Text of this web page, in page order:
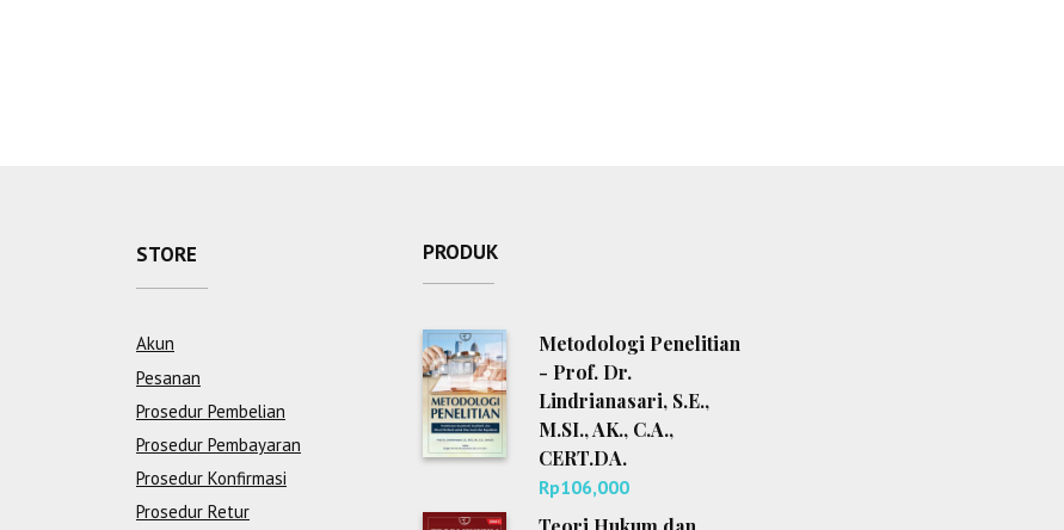
STORE
Akun
Pesanan
Prosedur Pembelian
Prosedur Pembayaran
Prosedur Konfirmasi
Prosedur Retur
PRODUK
Metodologi Penelitian
- Prof. Dr.
Lindrianasari, S.E.,
M.SI., AK., C.A.,
CERT.DA.
Rp106,000